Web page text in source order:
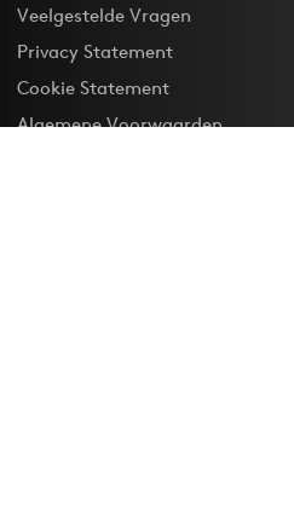
Veelgestelde Vragen
Privacy Statement
Cookie Statement
Algemene Voorwaarden